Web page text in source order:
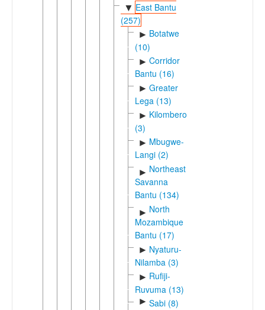
▼ East Bantu
(257)
► Botatwe
(10)
► Corridor
Bantu (16)
► Greater
Lega (13)
► Kilombero
(3)
► Mbugwe-
Langi (2)
► Northeast
Savanna
Bantu (134)
► North
Mozambique
Bantu (17)
► Nyaturu-
Nilamba (3)
► Rufiji-
Ruvuma (13)
► Sabi (8)